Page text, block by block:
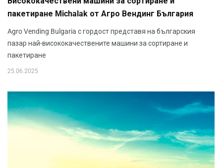
пакетиране Michalak от Агро Вендинг България
Agro Vending Bulgaria с гордост представя на българския
пазар най-висококачествените машини за сортиране и
пакетиране
25.06.2025